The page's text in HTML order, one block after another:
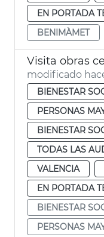
EN PORTADA
BENIMÀMET
modificado
BIENESTAR
PERSONAS
BIENESTAR
TODAS LAS
VALENCIA
EN PORTADA
BIENESTAR
PERSONAS